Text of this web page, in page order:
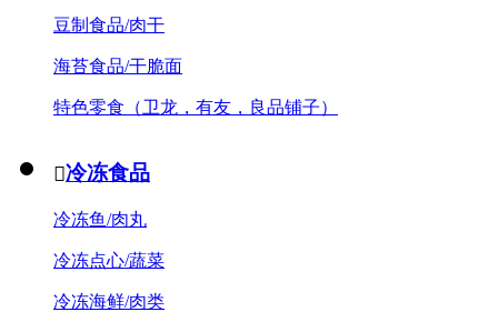
豆制食品/肉干
海苔食品/干脆面
特色零食（卫龙，有友，良品铺子）
冷冻食品
冷冻鱼/肉丸
冷冻点心/蔬菜
冷冻海鲜/肉类